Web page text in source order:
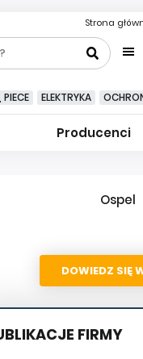
Strona
ELEKTRYKA
Producenci
Ospel
DOWIEDZ SIĘ
FIRMY